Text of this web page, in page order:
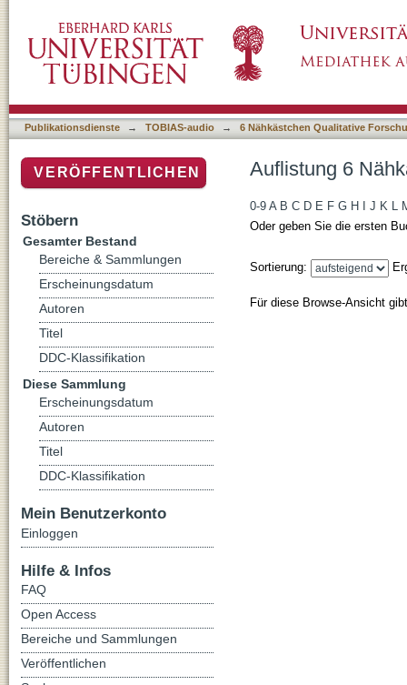
Publikationsdienste → TOBIAS-audio → 6 Nähkästchen Qualitative
Auflistung 6
0-9 A B C D E F G H J K L
Oder geben Sie die ersten
Sortierung:
Für diese Browse-Ansicht
VERÖFFENTLICHEN
Stöbern
Gesamter Bestand
Bereiche & Sammlungen
Erscheinungsdatum
Autoren
Titel
DDC-Klassifikation
Diese Sammlung
Erscheinungsdatum
Autoren
Titel
DDC-Klassifikation
Mein Benutzerkonto
Einloggen
Hilfe & Infos
FAQ
Open Access
Bereiche und Sammlungen
Veröffentlichen